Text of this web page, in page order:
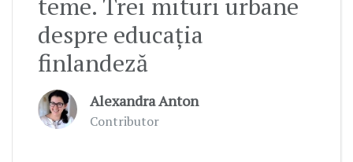
teme. Trei mituri urbane
despre educația
finlandeză
Alexandra Anton
Contributor